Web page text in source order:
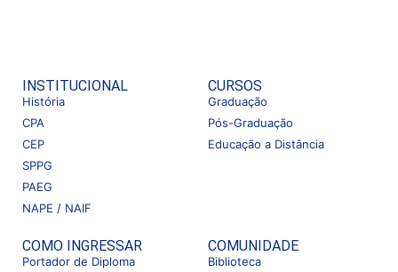
INSTITUCIONAL
História
CPA
CEP
SPPG
PAEG
NAPE / NAIF
CURSOS
Graduação
Pós-Graduação
Educação a Distância
COMO INGRESSAR
Portador de Diploma
COMUNIDADE
Biblioteca